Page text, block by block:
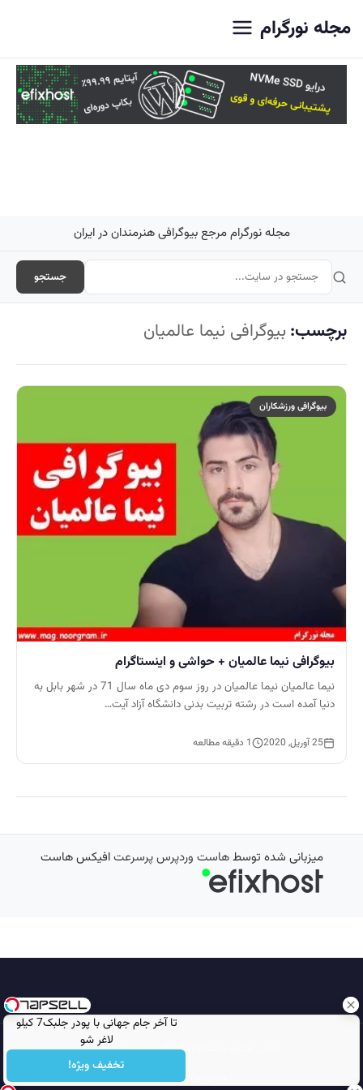
تا آخر جام جهانی با پودر جلبک7 کیلو
لاغر شو
تخفیف ویژه!
مجله نورگرام
مجله نورگرام مرجع بیوگرافی هنرمندان در ایران
جستجو
برچسب: بیوگرافی نیما عالمیان
بیوگرافی ورزشکاران
بیوگرافی نیما عالمیان + حواشی و اینستاگرام
نیما عالمیان نیما عالمیان در روز سوم دی ماه سال 71 در شهر بابل به
دنیا آمده است در رشته تربیت بدنی دانشگاه آزاد آیت…
25 آوریل, 2020 1 دقیقه مطالعه
میزبانی شده توسطهاست وردپرس پرسرعتافیکس هاست
تمامی حقوق محفوظ است © 2026
مجله نورگرام
انجمن نورگرام